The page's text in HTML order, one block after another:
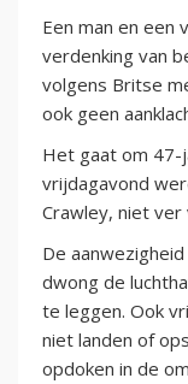
Een man en
verdenking van
volgens Britse
ook geen
Het gaat om 47-
vrijdagavond
Crawley, niet ver
De
dwong de
te leggen. Ook
niet landen of
opdoken in de